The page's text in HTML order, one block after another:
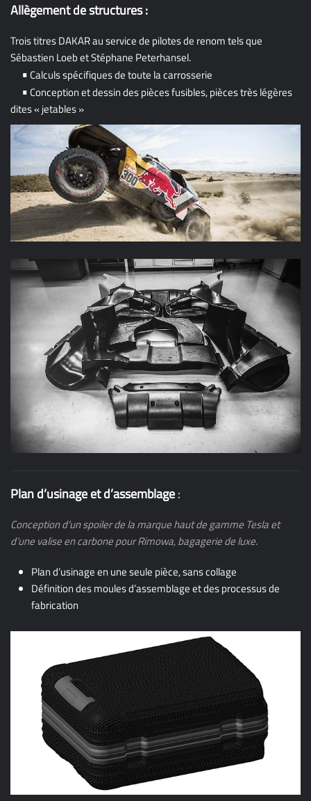
Allègement de structures :
Trois titres DAKAR au service de pilotes de renom tels que
Sébastien Loeb et Stéphane Peterhansel.
• Calculs spécifiques de toute la carrosserie
• Conception et dessin des pièces fusibles, pièces très légères
dites « jetables »
LES PIÈCES FUSIBLES SONT DES PIÈCES TRÈS LÉGÈRES
DITES « JETABLES », ELLES PERMETTENT DE :
Ne pas abimer le châssis
Ne pas gêner la conduite du pilote
Faciliter le travail le soir au bivouac
Plan d’usinage et d’assemblage:
Conception d’un spoiler de la marque haut de gamme Tesla et
d’une valise en carbone pour Rimowa, bagagerie de luxe.
Plan d’usinage en une seule pièce, sans collage
Définition des moules d’assemblage et des processus de
fabrication
UNE ÉTUDE COMPLÈTE ET FORMATRICE :
Choix couple matériau / process
Conseil traitement / revêtement
Préconisation des nuances du composite
Usure dans le temps